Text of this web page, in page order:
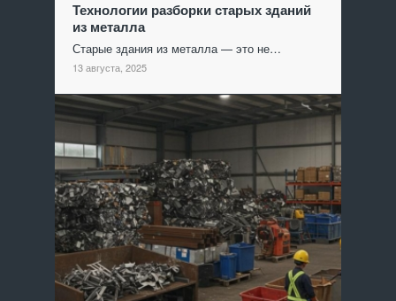
Технологии разборки старых зданий
из металла
Старые здания из металла — это не…
13 августа, 2025